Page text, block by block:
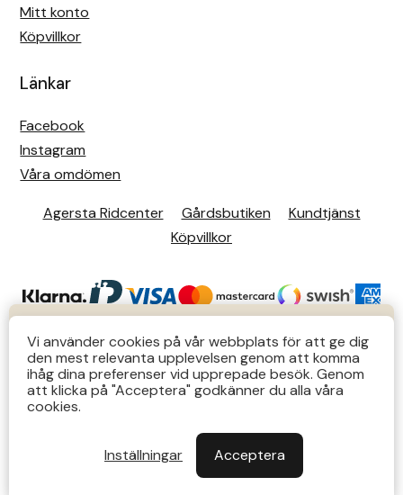
KUNDTJÄNST
Butiks- & telefontider Mån-Tors 12-14 Lör 12-14
övriga tider via e-post: order@agersta.nu
Till OUTLET>>
Stäng
Mitt konto
Köpvillkor
Länkar
Facebook
Instagram
Våra omdömen
Agersta Ridcenter Gårdsbutiken
Kundtjänst
Köpvillkor
© 2026 Agersta.
Vi använder cookies på vår webbplats för att ge dig
den mest relevanta upplevelsen genom att komma
ihåg dina preferenser vid upprepade besök. Genom
att klicka på "Acceptera" godkänner du alla våra
cookies.
Inställningar Acceptera